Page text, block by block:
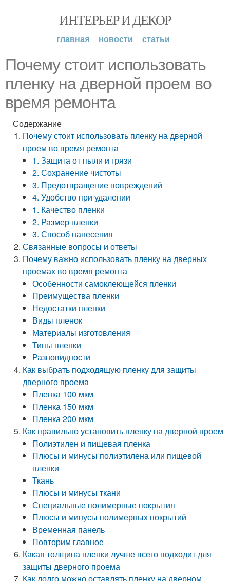
ИНТЕРЬЕР И ДЕКОР
главная новости статьи
Почему стоит использовать
пленку на дверной проем во
время ремонта
Содержание
Почему стоит использовать пленку на дверной
проем во время ремонта
1. Защита от пыли и грязи
2. Сохранение чистоты
3. Предотвращение повреждений
4. Удобство при удалении
1. Качество пленки
2. Размер пленки
3. Способ нанесения
Связанные вопросы и ответы
Почему важно использовать пленку на дверных
проемах во время ремонта
Особенности самоклеющейся пленки
Преимущества пленки
Недостатки пленки
Виды пленок
Материалы изготовления
Типы пленки
Разновидности
Как выбрать подходящую пленку для защиты
дверного проема
Пленка 100 мкм
Пленка 150 мкм
Пленка 200 мкм
Как правильно установить пленку на дверной проем
Полиэтилен и пищевая пленка
Плюсы и минусы полиэтилена или пищевой
пленки
Ткань
Плюсы и минусы ткани
Специальные полимерные покрытия
Плюсы и минусы полимерных покрытий
Временная панель
Повторим главное
Какая толщина пленки лучше всего подходит для
защиты дверного проема